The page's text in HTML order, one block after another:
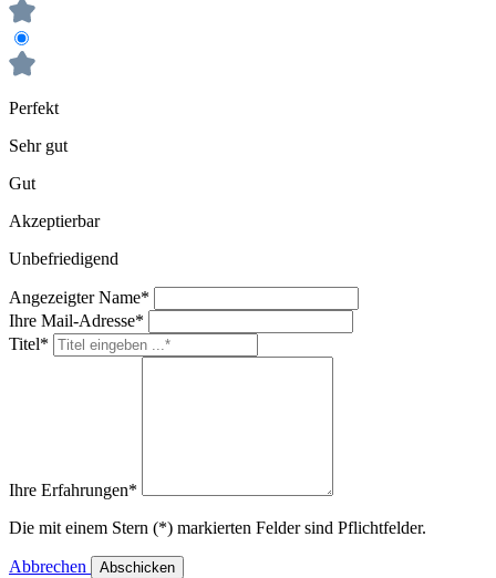
Perfekt
Sehr gut
Gut
Akzeptierbar
Unbefriedigend
Angezeigter Name*
Ihre Mail-Adresse*
Titel*
Ihre Erfahrungen*
Die mit einem Stern (*) markierten Felder sind Pflichtfelder.
Abbrechen Abschicken